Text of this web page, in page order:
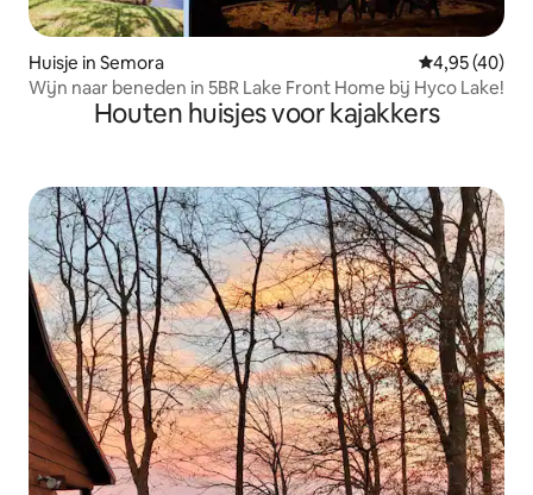
Huisje in Semora Gemiddelde
4,95 (40)
Wijn naar beneden in 5BR Lake Front Home bij Hyco Lake!
Houten huisjes voor kajakkers